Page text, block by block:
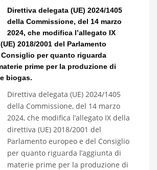
Direttiva delegata (UE) 2024/1405
della Commissione, del 14 marzo
2024, che modifica l’allegato IX
2018/2001 del Parlamento
per quanto riguarda
prime per la produzione di
biogas.
Direttiva delegata (UE) 2024/1405
della Commissione, del 14 marzo
2024, che modifica l’allegato IX della
direttiva (UE) 2018/2001 del
Parlamento europeo e del Consiglio
per quanto riguarda l’aggiunta di
materie prime per la produzione di